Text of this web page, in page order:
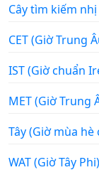
Cây tìm kiếm
CET (Giờ Trung
IST (Giờ chuẩn
MET (Giờ Trung
Tây (Giờ mùa hè
WAT (Giờ Tây Phi)